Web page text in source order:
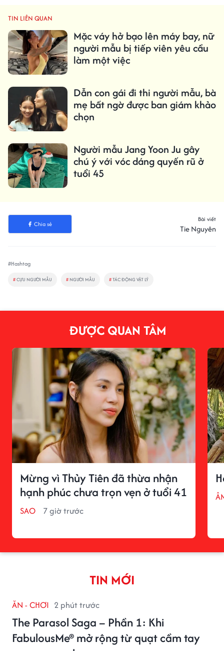
TIN LIÊN QUAN
Mặc váy hở bạo lên máy bay, nữ
người mẫu bị tiếp viên yêu cầu
làm một việc
Dẫn con gái đi thi người mẫu, bà
mẹ bất ngờ được ban giám khảo
chọn
Người mẫu Jang Yoon Ju gây
chú ý với vóc dáng quyến rũ ở
tuổi 45
Chia sẻ
Bài viết
Tie Nguyên
#Hashtag
#CỰU NGƯỜI MẪU # NGƯỜI MẪU #TÁC ĐỘNG VẬT LÝ
ĐƯỢC QUAN TÂM
Mừng vì Thủy Tiên đã thừa nhận
hạnh phúc chưa trọn vẹn ở tuổi 41
SAO 7 giờ trước
TIN MỚI
ĂN - CHƠI 2 phút trước
The Parasol Saga – Phần 1: Khi
FabulousMe® mở rộng từ quạt cầm tay